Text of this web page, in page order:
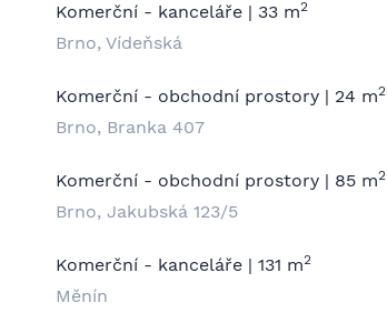
Komerční - kanceláře | 33 m2
Brno, Vídeňská
Komerční - obchodní prostory | 24 m2
Brno, Branka 407
Komerční - obchodní prostory | 85 m2
Brno, Jakubská 123/5
Komerční - kanceláře | 131 m2
Měnín